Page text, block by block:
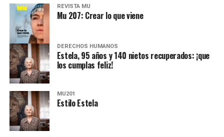
REVISTA MU
Mu 207: Crear lo que viene
DERECHOS HUMANOS
Estela, 95 años y 140 nietos recuperados: ¡que
los cumplas feliz!
MU201
Estilo Estela